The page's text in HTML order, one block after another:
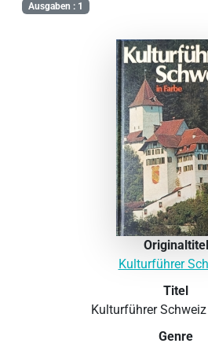
Ausgaben : 1
Originaltitel
Kulturführer
Titel
Kulturführer
Genre